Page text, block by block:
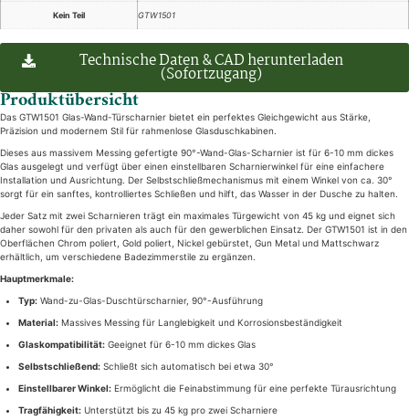
Kein Teil GTW1501
Technische Daten & CAD herunterladen
(Sofortzugang)
Produktübersicht
Das GTW1501 Glas-Wand-Türscharnier bietet ein perfektes Gleichgewicht aus Stärke,
Präzision und modernem Stil für rahmenlose Glasduschkabinen.
Dieses aus massivem Messing gefertigte 90°-Wand-Glas-Scharnier ist für 6-10 mm dickes
Glas ausgelegt und verfügt über einen einstellbaren Scharnierwinkel für eine einfachere
Installation und Ausrichtung. Der Selbstschließmechanismus mit einem Winkel von ca. 30°
sorgt für ein sanftes, kontrolliertes Schließen und hilft, das Wasser in der Dusche zu halten.
Jeder Satz mit zwei Scharnieren trägt ein maximales Türgewicht von 45 kg und eignet sich
daher sowohl für den privaten als auch für den gewerblichen Einsatz. Der GTW1501 ist in den
Oberflächen Chrom poliert, Gold poliert, Nickel gebürstet, Gun Metal und Mattschwarz
erhältlich, um verschiedene Badezimmerstile zu ergänzen.
Hauptmerkmale:
Typ: Wand-zu-Glas-Duschtürscharnier, 90°-Ausführung
Material: Massives Messing für Langlebigkeit und Korrosionsbeständigkeit
Glaskompatibilität: Geeignet für 6-10 mm dickes Glas
Selbstschließend: Schließt sich automatisch bei etwa 30°
Einstellbarer Winkel: Ermöglicht die Feinabstimmung für eine perfekte Türausrichtung
Tragfähigkeit: Unterstützt bis zu 45 kg pro zwei Scharniere